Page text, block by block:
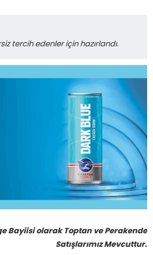
tercih edenler için hazırlandı.
Bayiisi olarak Toptan ve Perakende
Satışlarımız Mevcuttur.